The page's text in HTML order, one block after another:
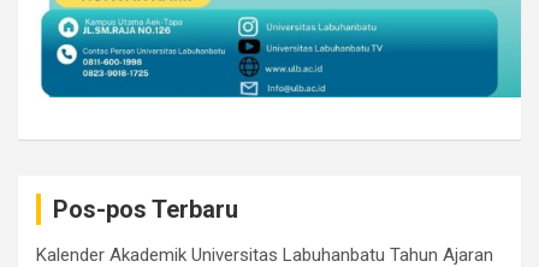
Pos-pos Terbaru
Kalender Akademik Universitas Labuhanbatu Tahun Ajaran